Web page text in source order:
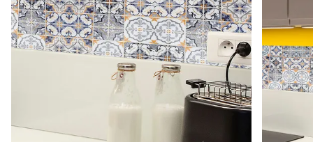
Linge de maison
Cuisine et art de la table
Salle de bain et beauté